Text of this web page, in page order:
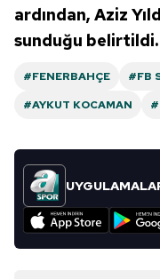
ardından, Aziz
sunduğu belirtildi.
#FENERBAHÇE #FB
#AYKUT KOCAMAN